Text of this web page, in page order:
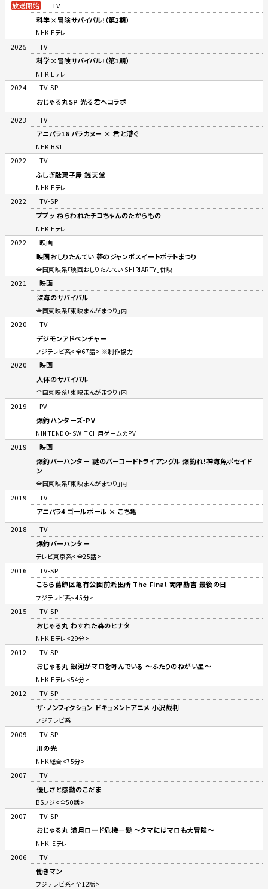
放送開始
TV
科学×冒険サバイバル!（第2期）
NHK Eテレ
2025
TV
科学×冒険サバイバル!（第1期）
NHK Eテレ
2024
TV-SP
おじゃる丸SP 光る君へコラボ
2023
TV
アニパラ16 パラカヌー × 君と漕ぐ
NHK BS1
2022
TV
ふしぎ駄菓子屋 銭天堂
NHK Eテレ
2022
TV-SP
ププッ ねらわれたチコちゃんのたからもの
NHK Eテレ
2022
映画
映画おしりたんてい 夢のジャンボスイートポテトまつり
全国東映系「映画おしりたんてい SHIRIARTY」併映
2021
映画
深海のサバイバル
全国東映系「東映まんがまつり」内
2020
TV
デジモンアドベンチャー
フジテレビ系<全67話> ※制作協力
2020
映画
人体のサバイバル
全国東映系「東映まんがまつり」内
2019
PV
爆釣ハンターズ・PV
NINTENDO-SWITCH用ゲームのPV
2019
映画
爆釣バーハンター 謎のバーコードトライアングル 爆釣れ!神海魚ポセイド
ン
全国東映系「東映まんがまつり」内
2019
TV
アニパラ4 ゴールボール × こち亀
2018
TV
爆釣バーハンター
テレビ東京系<全25話>
2016
TV-SP
こちら葛飾区亀有公園前派出所 The Final 両津勘吉 最後の日
フジテレビ系<45分>
2015
TV-SP
おじゃる丸 わすれた森のヒナタ
NHK Eテレ<29分>
2012
TV-SP
おじゃる丸 銀河がマロを呼んでいる 〜ふたりのねがい星〜
NHK Eテレ<54分>
2012
TV-SP
ザ・ノンフィクション ドキュメントアニメ 小沢裁判
フジテレビ系
2009
TV-SP
川の光
NHK総合<75分>
2007
TV
優しさと感動のこだま
BSフジ<全50話>
2007
TV-SP
おじゃる丸 満月ロード危機一髪 〜タマにはマロも大冒険〜
NHK-Eテレ
2006
TV
働きマン
フジテレビ系<全12話>